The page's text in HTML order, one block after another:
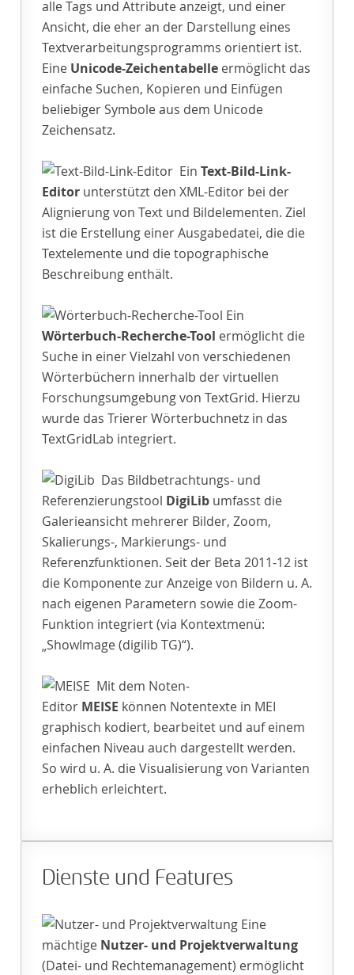
alle Tags und Attribute anzeigt, und einer
Ansicht, die eher an der Darstellung eines
Textverarbeitungsprogramms orientiert ist.
Eine Unicode-Zeichentabelle ermöglicht das
einfache Suchen, Kopieren und Einfügen
beliebiger Symbole aus dem Unicode
Zeichensatz.
Ein Text-Bild-Link-
Editor unterstützt den XML-Editor bei der
Alignierung von Text und Bildelementen. Ziel
ist die Erstellung einer Ausgabedatei, die die
Textelemente und die topographische
Beschreibung enthält.
Ein
Wörterbuch-Recherche-Tool ermöglicht die
Suche in einer Vielzahl von verschiedenen
Wörterbüchern innerhalb der virtuellen
Forschungsumgebung von TextGrid. Hierzu
wurde das Trierer Wörterbuchnetz in das
TextGridLab integriert.
Das Bildbetrachtungs- und
Referenzierungstool DigiLib umfasst die
Galerieansicht mehrerer Bilder, Zoom,
Skalierungs-, Markierungs- und
Referenzfunktionen. Seit der Beta 2011-12 ist
die Komponente zur Anzeige von Bildern u. A.
nach eigenen Parametern sowie die Zoom-
Funktion integriert (via Kontextmenü:
„ShowImage (digilib TG)“).
Mit dem Noten-
Editor MEISE können Notentexte in MEI
graphisch kodiert, bearbeitet und auf einem
einfachen Niveau auch dargestellt werden.
So wird u. A. die Visualisierung von Varianten
erheblich erleichtert.
Dienste und Features
Eine
mächtige Nutzer- und Projektverwaltung
(Datei- und Rechtemanagement) ermöglicht